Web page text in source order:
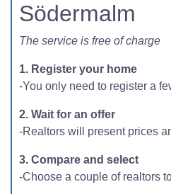
Södermalm
The service is free of charge
1. Register your home
-You only need to register a
2. Wait for an offer
-Realtors will present prices
3. Compare and select
-Choose a couple of realtors